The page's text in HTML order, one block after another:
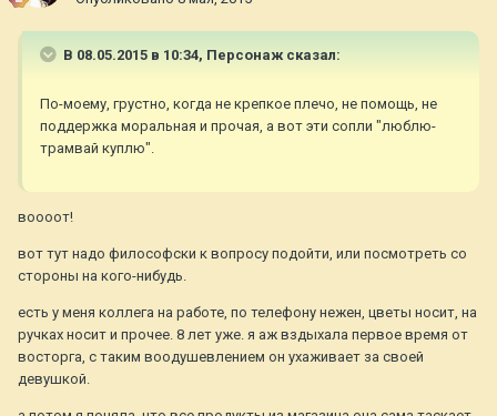
В 08.05.2015 в 10:34, Персонаж сказал:
По-моему, грустно, когда не крепкое плечо, не помощь, не
поддержка моральная и прочая, а вот эти сопли "люблю-
трамвай куплю".
воооот!
вот тут надо философски к вопросу подойти, или посмотреть со
стороны на кого-нибудь.
есть у меня коллега на работе, по телефону нежен, цветы носит, на
ручках носит и прочее. 8 лет уже. я аж вздыхала первое время от
восторга, с таким воодушевлением он ухаживает за своей
девушкой.